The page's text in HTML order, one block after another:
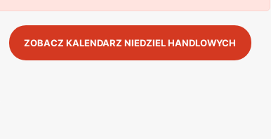
ZOBACZ KALENDARZ NIEDZIEL HANDLOWYCH